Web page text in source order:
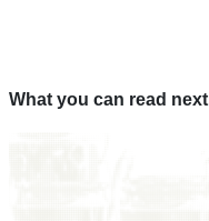
What you can read next